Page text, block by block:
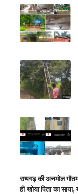
रायगढ़ की अनमोल
ही खोया पिता का